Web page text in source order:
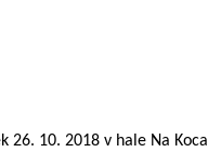
10. 2018 v hale Na